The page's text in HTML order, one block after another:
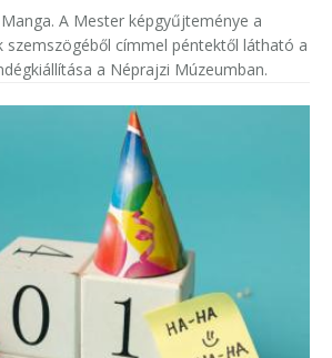
A Mester képgyűjteménye a
szemszögéből címmel péntektől látható a
a Néprajzi Múzeumban.